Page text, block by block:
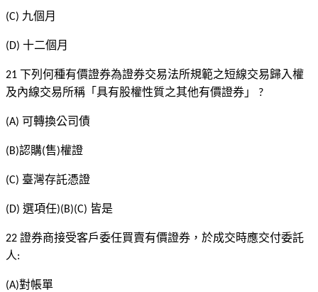
(C) 九個月
(D) 十二個月
21 下列何種有價證券為證券交易法所規範之短線交易歸入權
及內線交易所稱「具有股權性質之其他有價證券」
?
(A) 可轉換公司債
(B)認購(售)權證
(C) 臺灣存託憑證
(D) 選項任)(B)(C) 皆是
22 證券商接受客戶委任買賣有價證券，於成交時應交付委託
人:
(A)對帳單